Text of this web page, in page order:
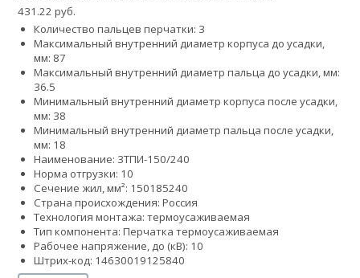
431.22 руб.
Количество пальцев перчатки: 3
Максимальный внутренний диаметр корпуса до усадки,
мм: 87
Максимальный внутренний диаметр пальца до усадки, мм:
36.5
Минимальный внутренний диаметр корпуса после усадки,
мм: 38
Минимальный внутренний диаметр пальца после усадки,
мм: 18
Наименование: 3ТПИ-150/240
Норма отгрузки: 10
Сечение жил, мм²: 150185240
Страна происхождения: Россия
Технология монтажа: термоусаживаемая
Тип компонента: Перчатка термоусаживаемая
Рабочее напряжение, до (кВ): 10
Штрих-код: 14630019125840